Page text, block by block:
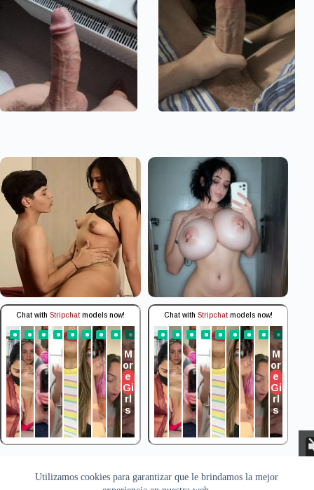
Utilizamos cookies para garantizar que le brindamos la mejor
Todas las imágenes pertenecen a sus respectivos autores. Este sitio